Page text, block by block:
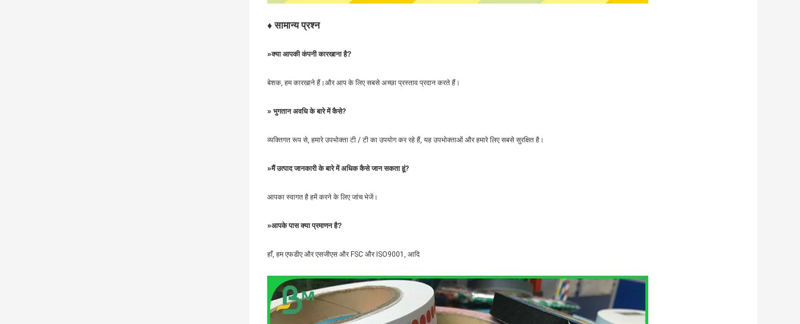
♦ सामान्य प्रश्न
»क्या आपकी कंपनी कारखाना है?
बेशक, हम कारखाने हैं।और आप के लिए सबसे अच्छा प्रस्ताव प्रदान करते हैं।
» भुगतान अवधि के बारे में कैसे?
व्यक्तिगत रूप से, हमारे उपभोक्ता टी / टी का उपयोग कर रहे हैं, यह उपभोक्ताओं और हमारे लिए सबसे सुरक्षित है।
»मैं उत्पाद जानकारी के बारे में अधिक कैसे जान सकता हूं?
आपका स्वागत है हमें करने के लिए जांच भेजें।
»आपके पास क्या प्रमाणन है?
हाँ, हम एफडीए और एसजीएस और FSC और ISO9001, आदि